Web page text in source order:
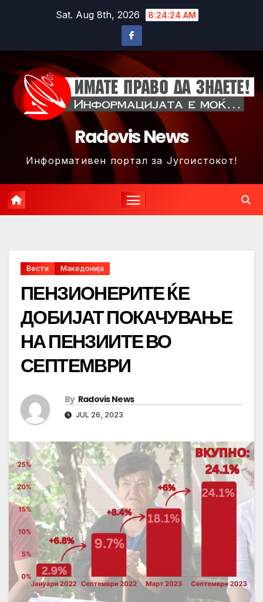
Sat. Aug 8th, 2026 8:24:26 AM
Radovis News
Информативен портал за Југоистокот!
Вести Македонија
ПЕНЗИОНЕРИТЕ ЌЕ
ДОБИЈАТ ПОКАЧУВАЊЕ
НА ПЕНЗИИТЕ ВО
СЕПТЕМВРИ
By Radovis News
JUL 26, 2023